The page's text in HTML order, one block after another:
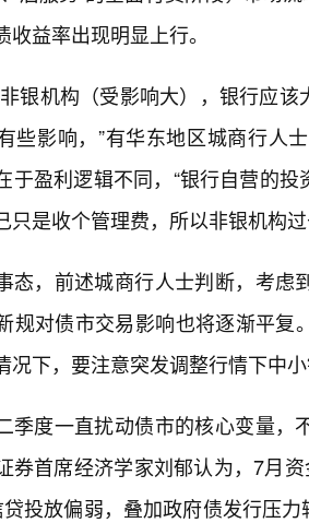
益率出现明显上行。
银机构（受影响大），银行应
些影响，”有华东地区城商行人
于盈利逻辑不同，“银行自营的
只是收个管理费，所以非银机构
态，前述城商行人士判断，考
规对债市交易影响也将逐渐平
况下，要注意突发调整行情下中
季度一直扰动债市的核心变量
券首席经济学家刘郁认为，7月
投放偏弱，叠加政府债发行压